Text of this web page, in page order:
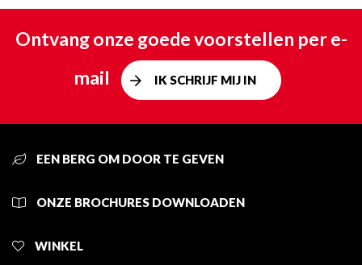
Ontvang onze goede voorstellen per e-
mail
IK SCHRIJF MIJ IN
EEN BERG OM DOOR TE GEVEN
ONZE BROCHURES DOWNLOADEN
WINKEL